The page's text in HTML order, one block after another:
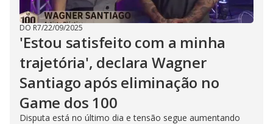
DO R7/22/09/2025
'Estou satisfeito com a minha
trajetória', declara Wagner
Santiago após eliminação no
Game dos 100
Disputa está no último dia e tensão segue aumentando